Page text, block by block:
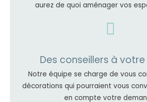
aurez de quoi aménager vos
Des conseillers à
Notre équipe se charge de vous
décorations qui pourraient vous
en compte votre